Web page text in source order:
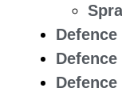
Defence